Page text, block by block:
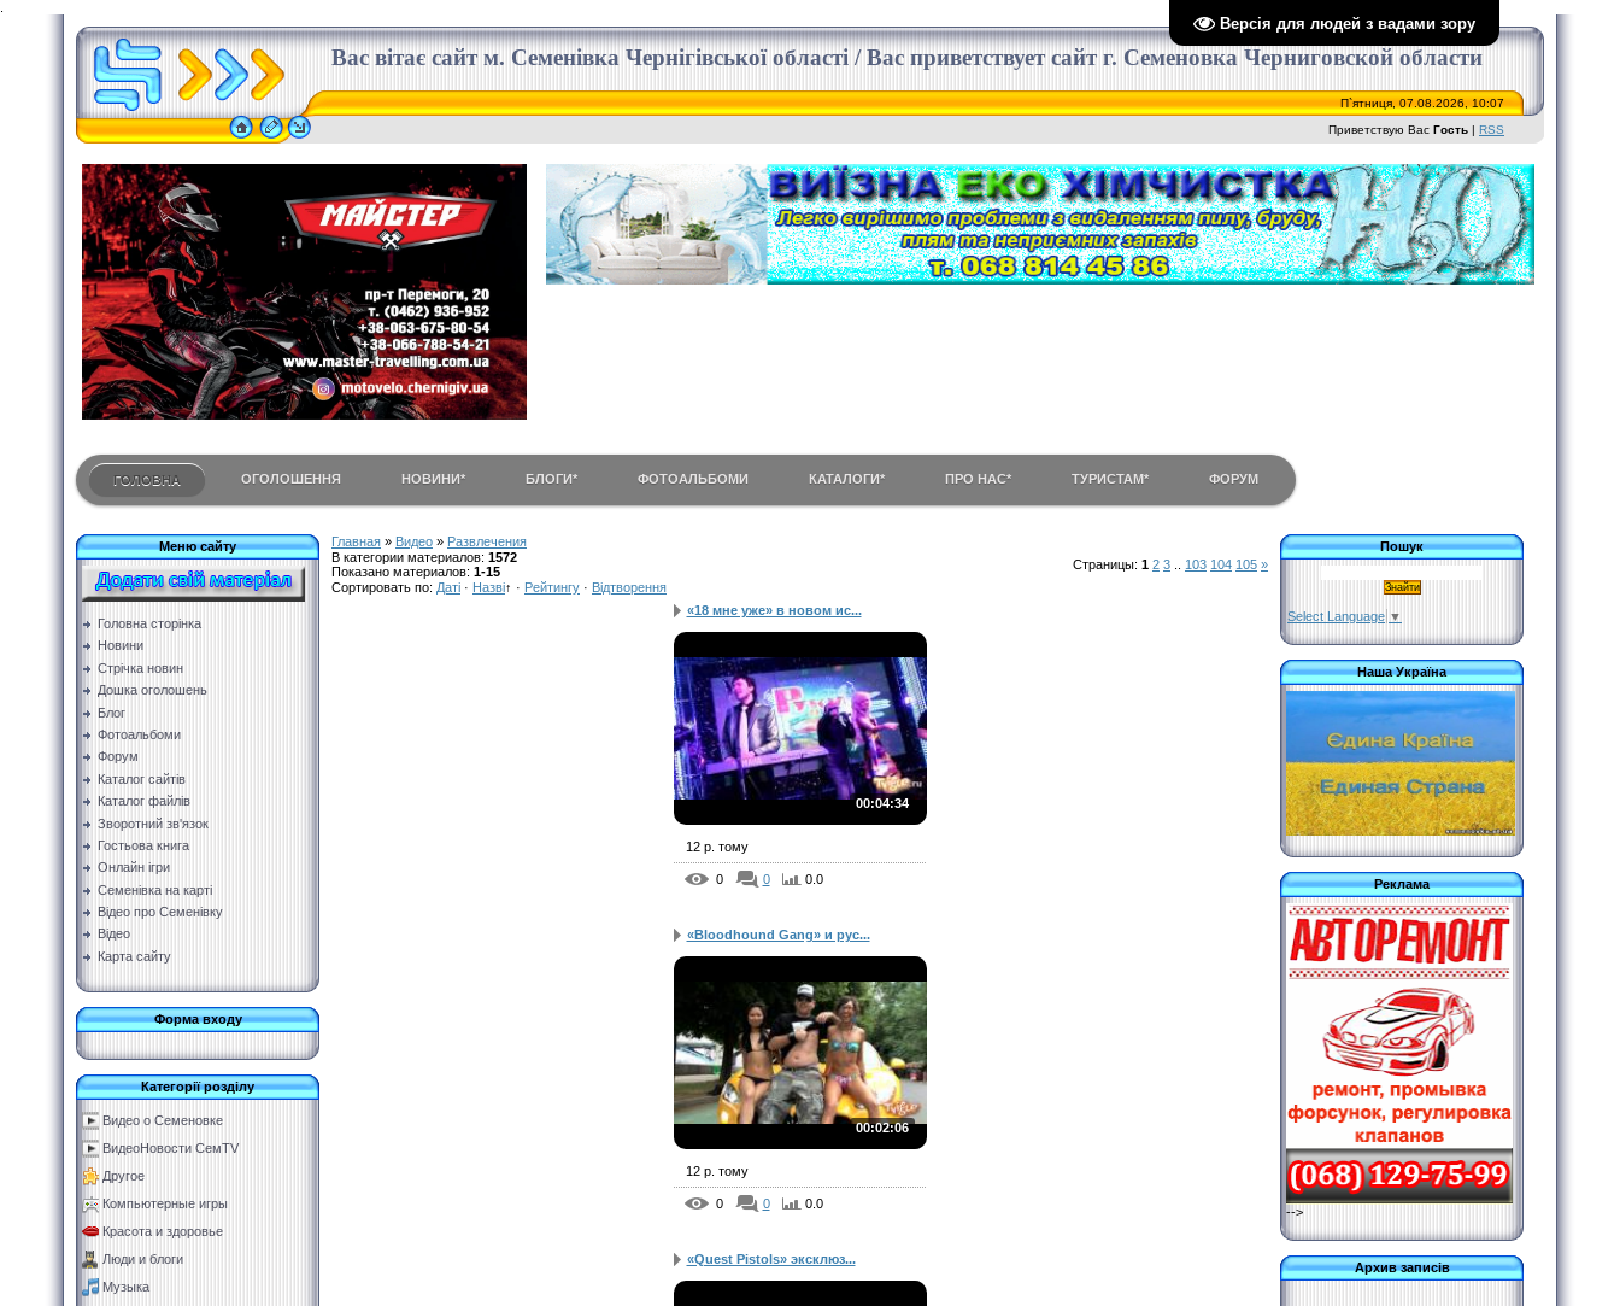
Версія для людей з вадами зору
Вас вітає сайт м. Семенівка Чернігівської області / Вас приветствует сайт г. Семеновка Черниговской области
П`ятниця, 07.08.2026, 10:07
Приветствую Вас Гость | RSS
ГОЛОВНА ОГОЛОШЕННЯ НОВИНИ* БЛОГИ* ФОТОАЛЬБОМИ КАТАЛОГИ* ПРО НАС* ТУРИСТАМ* ФОРУМ
Меню сайту
Головна сторінка
Новини
Стрічка новин
Дошка оголошень
Блог
Фотоальбоми
Форум
Каталог сайтів
Каталог файлів
Зворотний зв'язок
Гостьова книга
Онлайн ігри
Семенівка на карті
Відео про Семенівку
Відео
Карта сайту
Форма входу
Категорії розділу
Видео о Семеновке
ВидеоНовости СемTV
Другое
Компьютерные игры
Красота и здоровье
Люди и блоги
Музыка
Главная » Видео » Развлечения
В категории материалов: 1572
Показано материалов: 1-15 Страницы: 1 2 3 103 104 105 »
Сортировать по: Даті · Назві↑ · Рейтингу · Відтворення
«18 мне уже» в новом ис...
00:04:34
12 р. тому
0 0 0.0
«Bloodhound Gang» и рус...
00:02:06
12 р. тому
0 0 0.0
«Quest Pistols» эксклюз...
Пошук
Select Language ▼
Наша Україна
Реклама
-->
Архив записів